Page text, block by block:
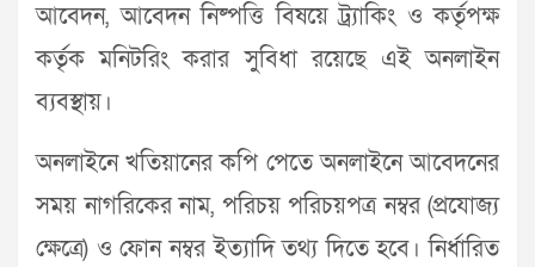
আবেদন, আবেদন নিষ্পত্তি বিষয়ে ট্র্যাকিং ও কর্তৃপক্ষ
কর্তৃক মনিটরিং করার সুবিধা রয়েছে এই অনলাইন
ব্যবস্থায়।
অনলাইনে খতিয়ানের কপি পেতে অনলাইনে আবেদনের
সময় নাগরিকের নাম, পরিচয় পরিচয়পত্র নম্বর (প্রযোজ্য
ক্ষেত্রে) ও ফোন নম্বর ইত্যাদি তথ্য দিতে হবে। নির্ধারিত